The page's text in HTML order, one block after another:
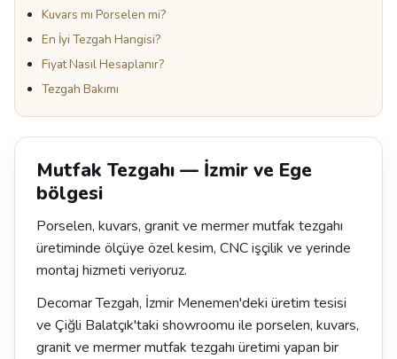
Kuvars mı Porselen mi?
En İyi Tezgah Hangisi?
Fiyat Nasıl Hesaplanır?
Tezgah Bakımı
Mutfak Tezgahı — İzmir ve Ege
bölgesi
Porselen, kuvars, granit ve mermer mutfak tezgahı
üretiminde ölçüye özel kesim, CNC işçilik ve yerinde
montaj hizmeti veriyoruz.
Decomar Tezgah, İzmir Menemen'deki üretim tesisi
ve Çiğli Balatçık'taki showroomu ile porselen, kuvars,
granit ve mermer mutfak tezgahı üretimi yapan bir